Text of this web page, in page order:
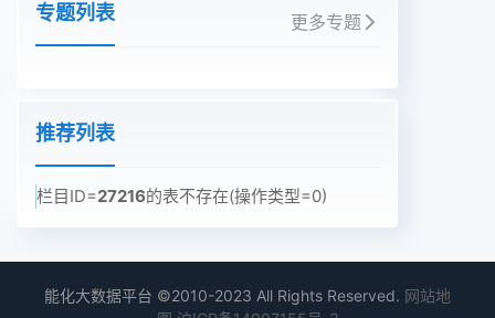
专题列表 更多专题
推荐列表
栏目ID=27216的表不存在(操作类型=0)
能化大数据平台 ©2010-2023 All Rights Reserved. 网站地